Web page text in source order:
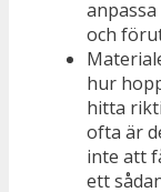
och
hur
hitta
ofta är
inte att
ett